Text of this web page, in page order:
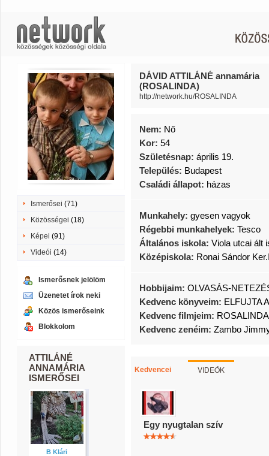
Ismerősei (71)
Közösségei (18)
Képei (91)
Videói (14)
Ismerősnek jelölöm
Üzenetet írok neki
Közös ismerőseink
Blokkolom
ATTILÁNÉ
ANNAMÁRIA
ISMERŐSEI
B Klári
DÁVID ATTILÁNÉ annamária
(ROSALINDA)
http://network.hu/ROSALINDA
Nem: Nő
Kor: 54
Születésnap: április 19.
Település: Budapest
Családi állapot: házas
Munkahely: gyesen vagyok
Régebbi munkahelyek: Tesco
Általános iskola: Viola utcai ált
Középiskola: Ronai Sándor
Hobbijaim: OLVASÁS-
Kedvenc könyveim: ELFUJTA
Kedvenc filmjeim:
Kedvenc zenéim: Zambo
Kedvencei VIDEÓK
Egy nyugtalan szív